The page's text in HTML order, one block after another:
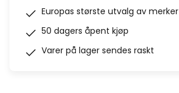
Europas største utvalg av merker
50 dagers åpent kjøp
Varer på lager sendes raskt